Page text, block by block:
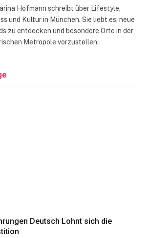
Hofmann schreibt über Lifestyle,
und Kultur in München. Sie liebt es, neue
zu entdecken und besondere Orte in der
Metropole vorzustellen.
Deutsch Lohnt sich die